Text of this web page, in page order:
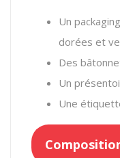
Un
dorées et
Des
Un
Une